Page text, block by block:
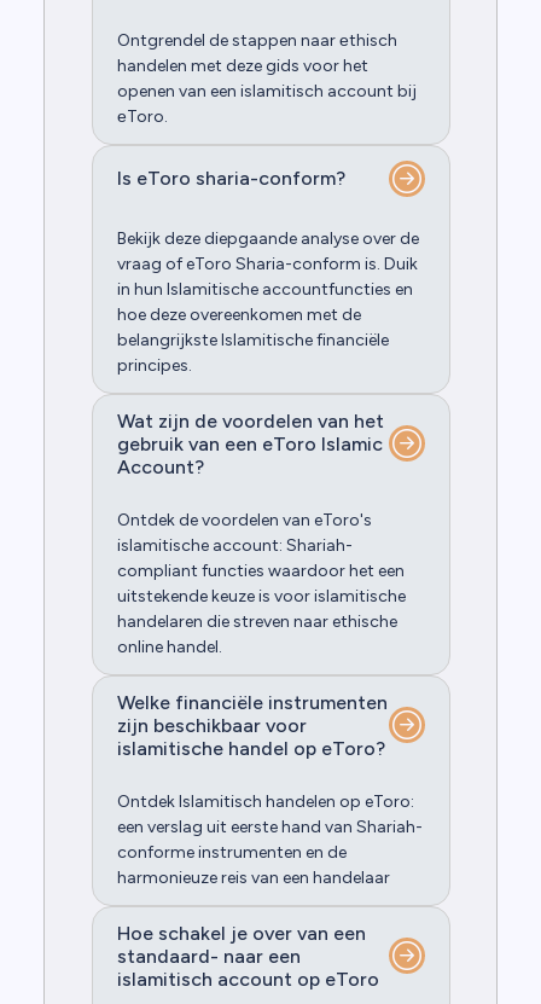
Ontgrendel de stappen naar еthisch
handelen met deze gids voor het
openen van een islamitisch account bij
еToro.
Is eToro sharia-conform?
Bekijk deze diepgaande analyse over de
vraag of eToro Sharia-conform is. Duik
in hun Islamitische accountfuncties en
hoe deze overeenkomen met de
belangrijkste Islamitische financiële
principes.
Wat zijn de voordelen van het
gebruik van een eToro Islamic
Account?
Ontdek de voordelen van eToro's
islamitische account: Shariah-
compliant functies waardoor het een
uitstekende keuze is voor islamitische
handelaren die streven naar ethische
online handel.
Welke financiële instrumenten
zijn beschikbaar voor
islamitische handel op eToro?
Ontdek Islamitisch handelen op eToro:
een verslag uit eerste hand van Shariah-
conforme instrumenten en de
harmonieuze reis van een handelaar
Hoe schakel je over van een
standaard- naar een
islamitisch account op eToro